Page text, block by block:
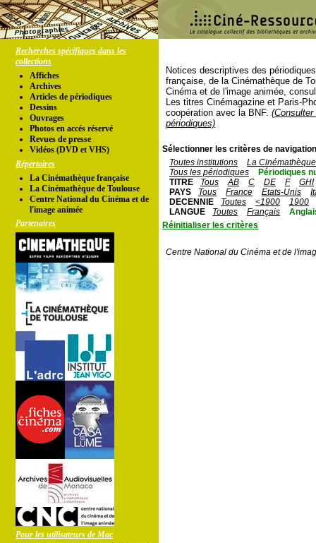
Recherches spécifiques dans les
collections
Affiches
Archives
Articles de périodiques
Dessins
Ouvrages
Photos en accés réservé
Revues de presse
Vidéos (DVD et VHS)
Répertoires
La Cinémathèque française
La Cinémathèque de Toulouse
Centre National du Cinéma et de
l'image animée
Partenaires
Pour les utilisateurs de Mac
Notices descriptives des
française, de la Cinémathèque de
Cinéma et de l'image animée,
Les titres Cinémagazine et Paris-
coopération avec la BNF.
périodiques)
Sélectionner les critères de
Toutes institutions
La
Tous les périodiques
Périodiques
TITRE
Tous AB C DE F
GHI
PAYS
Tous France Etats-Unis
DECENNIE
Toutes <1900
1900
LANGUE
Toutes Français
Réinitialiser les critères
Centre National du Cinéma et de